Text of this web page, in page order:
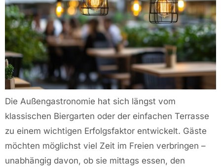
Die Außengastronomie hat sich längst vom
klassischen Biergarten oder der einfachen Terrasse
zu einem wichtigen Erfolgsfaktor entwickelt. Gäste
möchten möglichst viel Zeit im Freien verbringen –
unabhängig davon, ob sie mittags essen, den